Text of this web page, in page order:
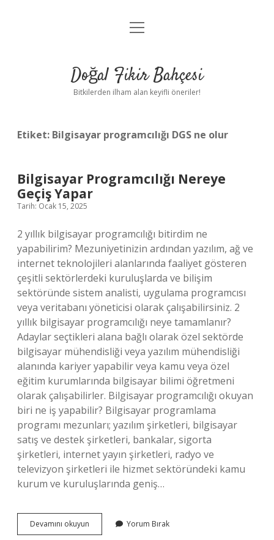
Anasayfa
Yasal Uyarı
menüyü
Doğal Fikir Bahçesi
Bitkilerden ilham alan keyifli öneriler!
Etiket: Bilgisayar programcılığı DGS ne olur
Bilgisayar Programcılığı Nereye
Geçiş Yapar
Tarih: Ocak 15, 2025
2 yıllık bilgisayar programcılığı bitirdim ne
yapabilirim? Mezuniyetinizin ardından yazılım, ağ ve
internet teknolojileri alanlarında faaliyet gösteren
çeşitli sektörlerdeki kuruluşlarda ve bilişim
sektöründe sistem analisti, uygulama programcısı
veya veritabanı yöneticisi olarak çalışabilirsiniz. 2
yıllık bilgisayar programcılığı neye tamamlanır?
Adaylar seçtikleri alana bağlı olarak özel sektörde
bilgisayar mühendisliği veya yazılım mühendisliği
alanında kariyer yapabilir veya kamu veya özel
eğitim kurumlarında bilgisayar bilimi öğretmeni
olarak çalışabilirler. Bilgisayar programcılığı okuyan
biri ne iş yapabilir? Bilgisayar programlama
programı mezunları; yazılım şirketleri, bilgisayar
satış ve destek şirketleri, bankalar, sigorta
şirketleri, internet yayın şirketleri, radyo ve
televizyon şirketleri ile hizmet sektöründeki kamu
kurum ve kuruluşlarında geniş…
Devamını okuyun Bilgisayar
Programcılığı
Yorum Bırak